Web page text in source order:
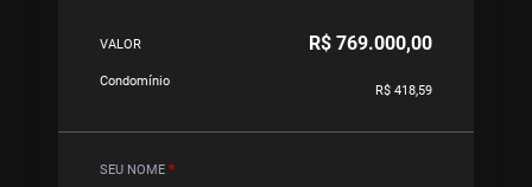
VALOR R$ 769.000,00
Condomínio
R$ 418,59
SEU NOME *